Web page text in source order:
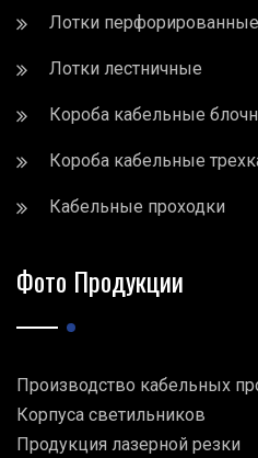
Лотки перфорированные
Лотки лестничные
Короба кабельные
Короба кабельные
Кабельные проходки
Фото Продукции
Производство кабельных
Корпуса светильников
Продукция лазерной резки